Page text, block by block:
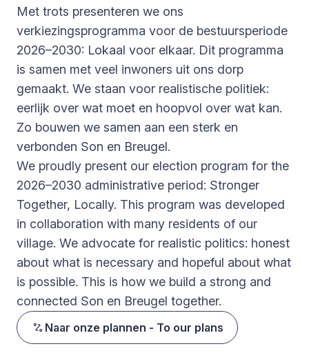
Met trots presenteren we ons
verkiezingsprogramma voor de bestuursperiode
2026–2030: Lokaal voor elkaar. Dit programma
is samen met veel inwoners uit ons dorp
gemaakt. We staan voor realistische politiek:
eerlijk over wat moet en hoopvol over wat kan.
Zo bouwen we samen aan een sterk en
verbonden Son en Breugel.
We proudly present our election program for the
2026–2030 administrative period: Stronger
Together, Locally. This program was developed
in collaboration with many residents of our
village. We advocate for realistic politics: honest
about what is necessary and hopeful about what
is possible. This is how we build a strong and
connected Son en Breugel together.
Naar onze plannen - To our plans